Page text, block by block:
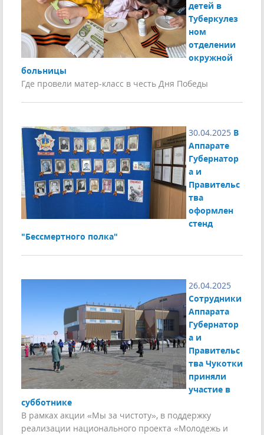
детей в
Туберкулез
ном
отделении
окружной
больницы
Где провели матер-класс в честь Дня Победы
30.04.2025 В
Аппарате
Губернатор
а и
Правительс
тва
оформлен
стенд
"Бессмертного полка"
26.04.2025
Сотрудники
Аппарата
Губернатор
а и
Правительс
тва Чукотки
приняли
участие в
субботнике
В рамках акции «Мы за чистоту», в поддержку
реализации национального проекта «Молодежь и